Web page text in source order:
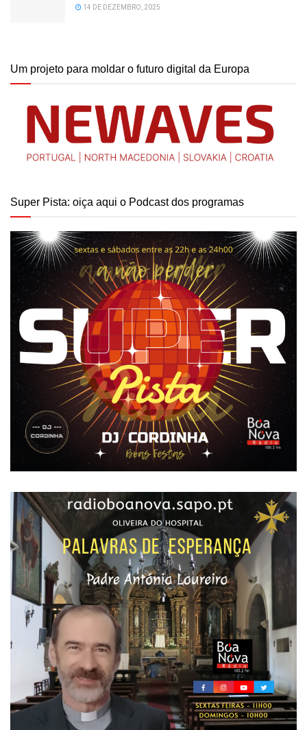
14 DE DEZEMBRO, 2025
Um projeto para moldar o futuro digital da Europa
Super Pista: oiça aqui o Podcast dos programas